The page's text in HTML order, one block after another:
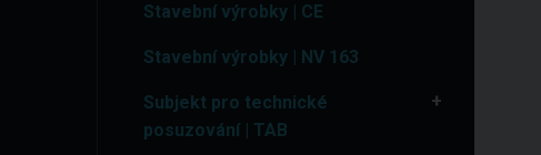
Stavební výrobky | CE
Stavební výrobky | NV 163
Subjekt pro technické
posuzování | TAB